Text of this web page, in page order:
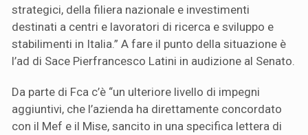
strategici, della filiera nazionale e investimenti
destinati a centri e lavoratori di ricerca e sviluppo e
stabilimenti in Italia.” A fare il punto della situazione è
l’ad di Sace Pierfrancesco Latini in audizione al Senato.
Da parte di Fca c’è “un ulteriore livello di impegni
aggiuntivi, che l’azienda ha direttamente concordato
con il Mef e il Mise, sancito in una specifica lettera di